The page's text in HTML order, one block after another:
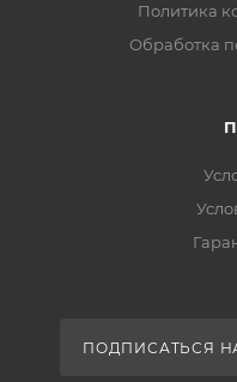
Политика
Обработка
ПОДПИСАТЬСЯ